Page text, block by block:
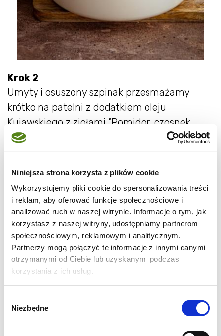
Niniejsza strona korzysta z plików cookie
Wykorzystujemy pliki cookie do spersonalizowania treści
i reklam, aby oferować funkcje społecznościowe i
analizować ruch w naszej witrynie. Informacje o tym, jak
korzystasz z naszej witryny, udostępniamy partnerom
społecznościowym, reklamowym i analitycznym.
Partnerzy mogą połączyć te informacje z innymi danymi
otrzymanymi od Ciebie lub uzyskanymi podczas
korzystania z ich usług.
zgody
Niezbędne
Krok 2
Umyty i osuszony szpinak przesmażamy
krótko na patelni z dodatkiem oleju
Kujawskiego z ziołami “Pomidor, czosnek,
bazylia”. Szpinak smażymy tylko do
momentu, aż zacznie mięknąć, co zwykle
szpinaku odkładamy na później, a resztę
blendujemy razem z parmezanem i
blanszowanymi migdałami, tworząc
aromatyczne pesto.
Jeśli pesto jest zbyt gęste, dodajemy łyżkę
użyć innych orzechów lub pestek